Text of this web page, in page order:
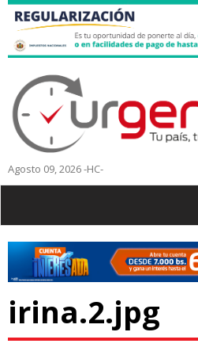
Agosto 09, 2026 -HC-
irina.2.jpg